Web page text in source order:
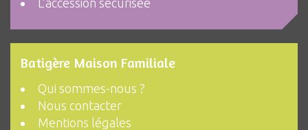
L’accession sécurisée
Batigère Maison Familiale
Qui sommes-nous ?
Nous contacter
Mentions légales